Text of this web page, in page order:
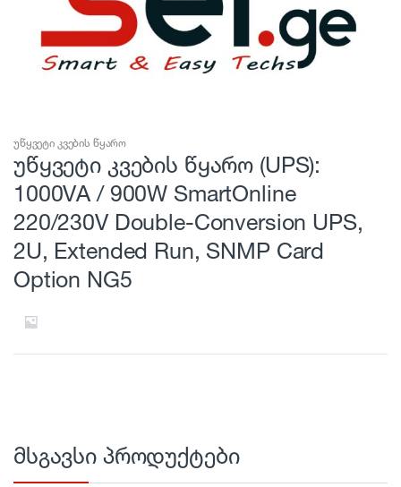
უწყვეტი კვების წყარო
უწყვეტი კვების წყარო (UPS):
1000VA / 900W SmartOnline
220/230V Double-Conversion UPS,
2U, Extended Run, SNMP Card
Option NG5
მსგავსი პროდუქტები